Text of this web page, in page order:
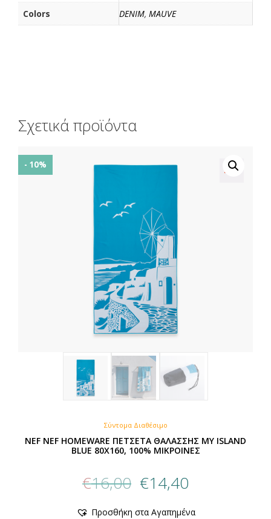
Colors
DENIM, MAUVE
Σχετικά προϊόντα
- 10%
Σύντομα Διαθέσιμο
NEF NEF HOMEWARE ΠΕΤΣΕΤΑ ΘΑΛΑΣΣΗΣ MY ISLAND
BLUE 80X160, 100% ΜΙΚΡΟΙΝΕΣ
€16,00
price
€16,00.
€14,40
είναι:
Προσθήκη στα Αγαπημένα